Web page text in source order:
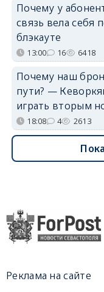
Почему у
связь вела себя
блэкауте
13:00 16 6418
Почему наш
пути? —
играть вторым
18:08 4 2613
Реклама на сайте